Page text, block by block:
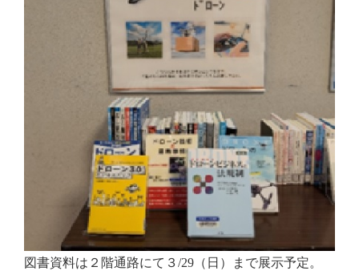
図書資料は２階通路にて３ /29 （日）まで展示予定。